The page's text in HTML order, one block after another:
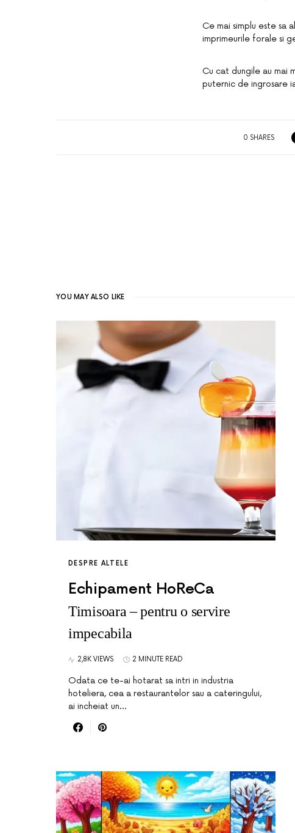
Ce mai simplu este sa
imprimeurile forale si
Cu cat dungile au mai
puternic de ingrosare
0 SHARES
YOU MAY ALSO LIKE
DESPRE ALTELE
Echipament HoReCa
Timisoara – pentru o servire
impecabila
2,8K VIEWS 2 MINUTE READ
Odata ce te-ai hotarat sa intri in industria
hoteliera, cea a restaurantelor sau a cateringului,
ai incheiat un…